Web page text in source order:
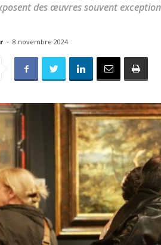
des œuvres souvent
- 8 novembre 2024